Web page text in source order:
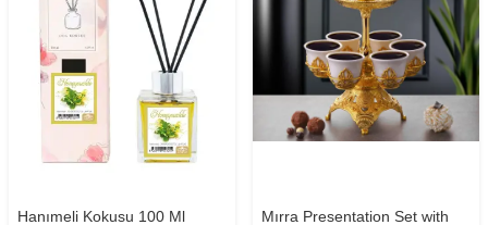
Hanımeli Kokusu 100 Ml
Mırra Presentation Set with